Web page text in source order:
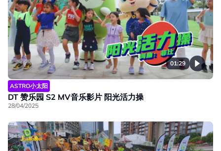
01:29
ASTRO小太阳
DT 赞乐园 S2 MV音乐影片 阳光活力操
28/04/2025